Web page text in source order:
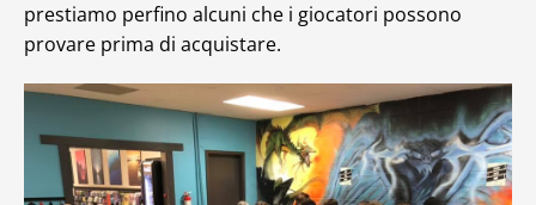
prestiamo perfino alcuni che i giocatori possono
provare prima di acquistare.